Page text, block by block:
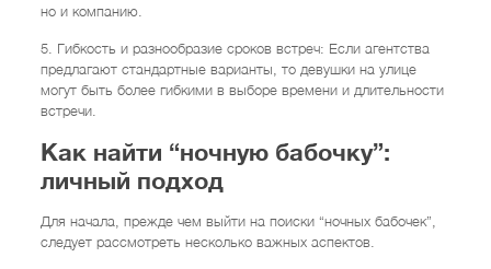
но и компанию.
5. Гибкость и разнообразие сроков встреч: Если агентства
предлагают стандартные варианты, то девушки на улице
могут быть более гибкими в выборе времени и длительности
встречи.
Как найти “ночную бабочку”:
личный подход
Для начала, прежде чем выйти на поиски “ночных бабочек”,
следует рассмотреть несколько важных аспектов.